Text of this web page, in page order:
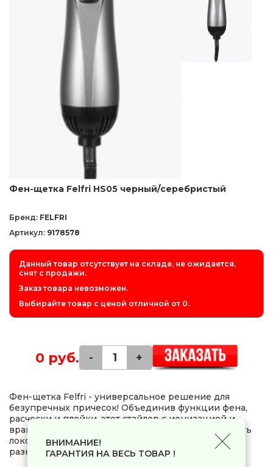
Фен-щетка Felfri HS05 черный/серебристый
Бренд: FELFRI
Артикул: 9178578
Данный товар отсутствует на складе, не ожидается,
снят с продажи.
Заказ товара невозможен.
Выбирайте товар с ценой отличной от 0.
0 руб. - +
Фен-щетка Felfri - универсальное решение для
безупречных причесок! Объединив функции фена,
расчески и плойки, этот стайлер с ионизацией и
вращающейся насадкой позволит легко уклaдывать
локоны и делать завивку. Экспериментируйте с
разными стилями каждый день!
ВНИМАНИЕ!
ГАРАНТИЯ НА ВЕСЬ ТОВАР !